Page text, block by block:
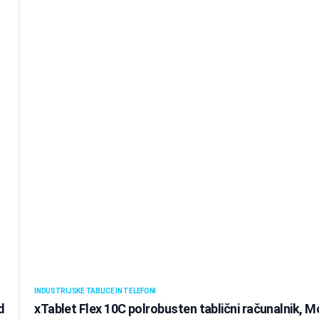
INDUSTRIJSKE TABLICE IN TELEFONI
xTablet Flex 10C polrobusten tablični računalnik,